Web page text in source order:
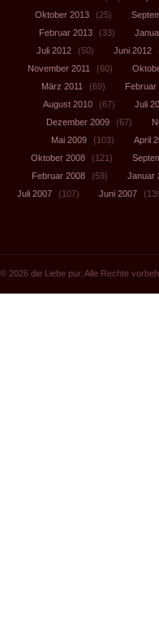
Oktober 2013
(25)
Februar 2013
(33)
Juli 2012
(50) Juni 2012
November 2011
(60)
März 2011
(69) Februar
August 2010
(67) Juli
Dezember 2009
(67)
Mai 2009
(103) April
Oktober 2008
(121)
Februar 2008
(59) Januar
Juli 2007
(107) Juni 2007
© 2026 die Liebe pur. Alle Rechte